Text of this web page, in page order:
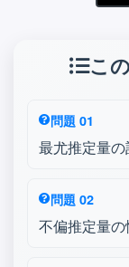
こ
問題 01
最尤推定量
問題 02
不偏推定量